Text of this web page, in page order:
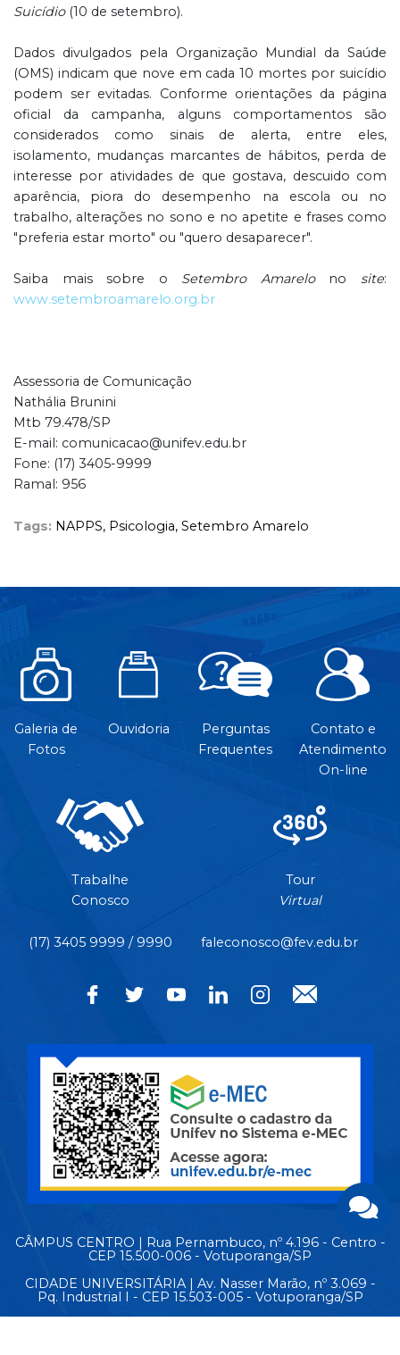
Suicídio(10 de setembro).
Dados divulgados pela Organização Mundial da Saúde
(OMS) indicam que nove em cada 10 mortes por suicídio
podem ser evitadas. Conforme orientações da página
oficial da campanha, alguns comportamentos são
considerados como sinais de alerta, entre eles,
isolamento, mudanças marcantes de hábitos, perda de
interesse por atividades de que gostava, descuido com
aparência, piora do desempenho na escola ou no
trabalho, alterações no sono e no apetite e frases como
"preferia estar morto" ou "quero desaparecer".
Saiba mais sobre o Setembro Amarelonosite:
www.setembroamarelo.org.br
Assessoria de Comunicação
Nathália Brunini
Mtb 79.478/SP
E-mail: comunicacao@unifev.edu.br
Fone: (17) 3405-9999
Ramal: 956
Tags: NAPPS, Psicologia, Setembro Amarelo
Galeria de
Fotos
Ouvidoria
Perguntas
Frequentes
Contato e
Atendimento
On-line
Trabalhe
Conosco
Tour
Virtual
(17) 3405 9999 / 9990 faleconosco@fev.edu.br
CÂMPUS CENTRO | Rua Pernambuco, nº 4.196 - Centro -
CEP 15.500-006 - Votuporanga/SP
CIDADE UNIVERSITÁRIA | Av. Nasser Marão, nº 3.069 -
Pq. Industrial I - CEP 15.503-005 - Votuporanga/SP